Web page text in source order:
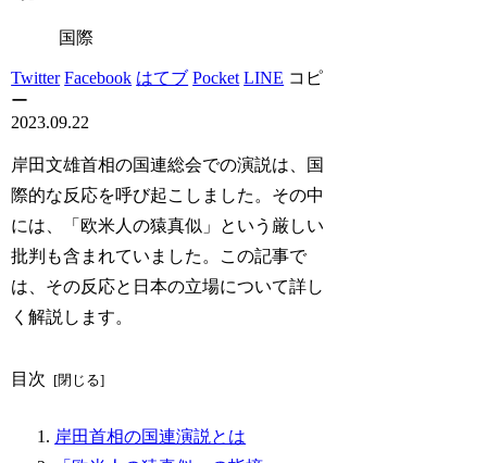
国際
Twitter Facebook はてブ Pocket LINE コピ
ー
2023.09.22
岸田文雄首相の国連総会での演説は、国
際的な反応を呼び起こしました。その中
には、「欧米人の猿真似」という厳しい
批判も含まれていました。この記事で
は、その反応と日本の立場について詳し
く解説します。
目次
岸田首相の国連演説とは